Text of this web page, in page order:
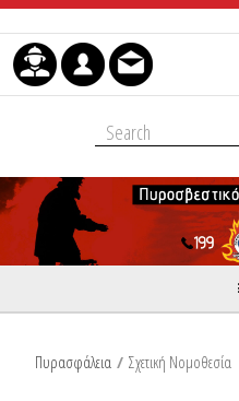
Skip to Content
Πυρασφάλεια / Σχετική Νομοθεσία